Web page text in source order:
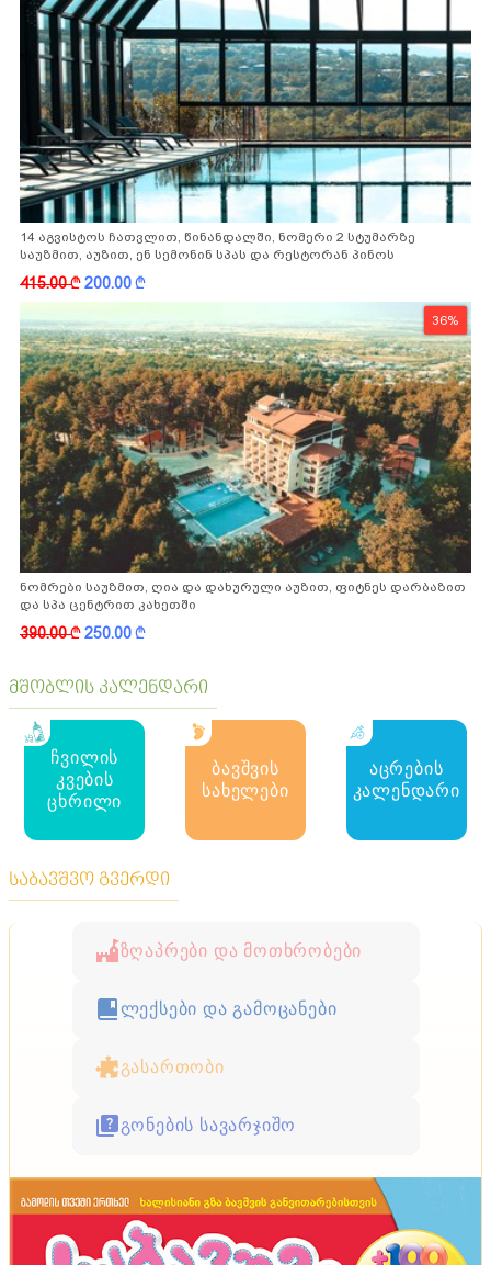
14 აგვისტოს ჩათვლით, წინანდალში, ნომერი 2 სტუმარზე
საუზმით, აუზით, ენ სემონინ სპას და რესტორან პინოს
415.00k200.00k
36%
ნომრები საუზმით, ღია და დახურული აუზით, ფიტნეს დარბაზით
და სპა ცენტრით კახეთში
390.00k250.00k
მშობლის კალენდარი
ჩვილის
კვების
ცხრილი
ბავშვის
სახელები
აცრების
კალენდარი
საბავშვო გვერდი
ზღაპრები და მოთხრობები
ლექსები და გამოცანები
გასართობი
გონების სავარჯიშო